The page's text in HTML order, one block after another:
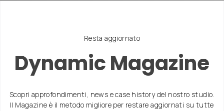
Resta aggiornato
Dynamic Magazine
Scopri approfondimenti, news e case history del nostro studio.
Il Magazine è il metodo migliore per restare aggiornati su tutte